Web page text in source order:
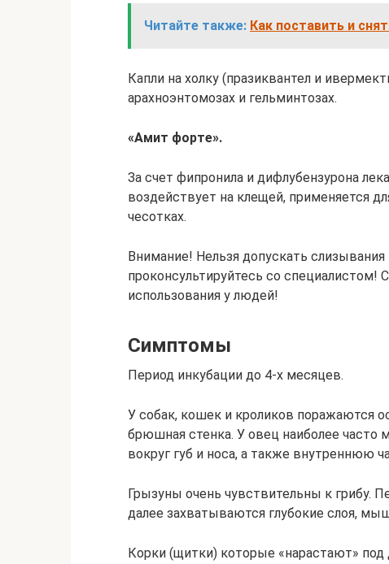
Читайте также: Как поставить и
Капли на холку (празиквантел и
арахноэнтомозах и гельминтозах.
«Амит форте».
За счет фипронила и дифлубензурона
воздействует на клещей, применяется
чесотках.
Внимание! Нельзя допускать
проконсультируйтесь со специалистом!
использования у людей!
Симптомы
Период инкубации до 4-х месяцев.
У собак, кошек и кроликов поражаются
брюшная стенка. У овец наиболее часто
вокруг губ и носа, а также внутреннюю
Грызуны очень чувствительны к грибу.
далее захватываются глубокие слоя,
Корки (щитки) которые «нарастают»